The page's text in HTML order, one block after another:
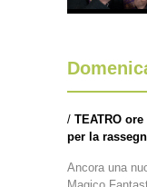
/ TEATRO ore
per la
Ancora una